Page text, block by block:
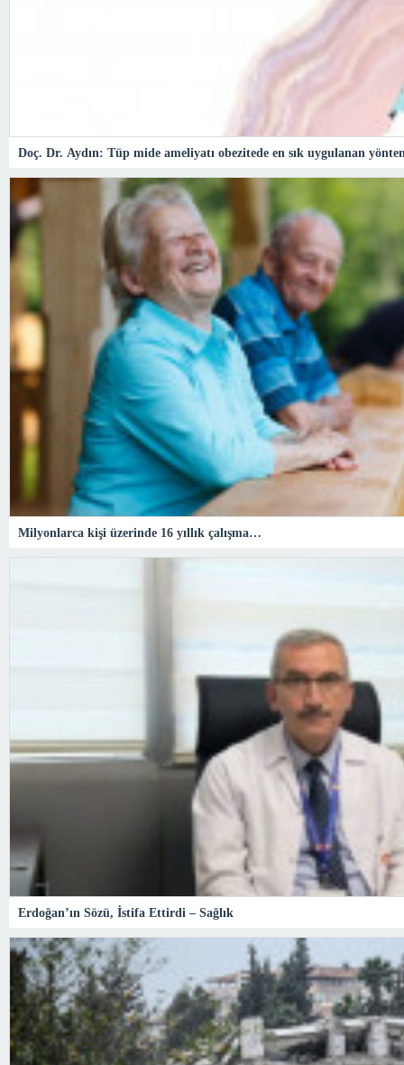
Doç. Dr. Aydın: Tüp mide ameliyatı obezitede en sık uygulanan
Milyonlarca kişi üzerinde 16 yıllık çalışma…
Erdoğan’ın Sözü, İstifa Ettirdi – Sağlık